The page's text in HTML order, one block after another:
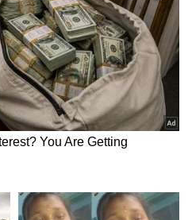
ಮೂಲಕ ಕಂದಕ ಸೃಷ್ಟಿ
ಬಲವಾಗಿ
ಹಾಗೂ ದಕ್ಷಿಣ ಭಾರತದ
ರಾಜ್ ಯತ್ನಿಸುತ್ತಿದ್ದಾರೆ.
(ಸೆಕ್ಷನ್ 299) ಹಾಗೂ
ಸಮನ್ಸ್ ನೀಡುವಂತೆ